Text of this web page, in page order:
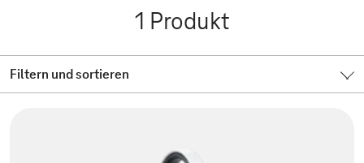
1 Produkt
Filtern und sortieren